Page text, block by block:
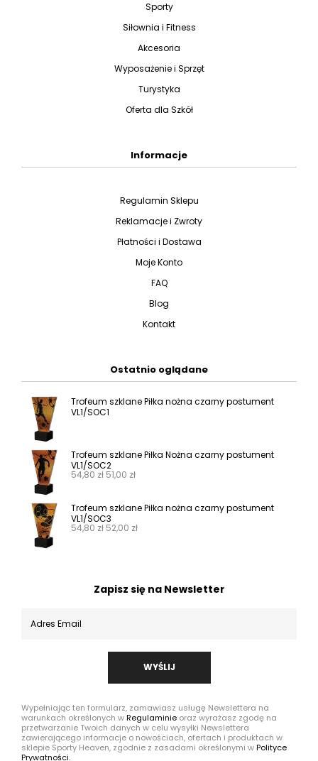
Sporty
Siłownia i Fitness
Akcesoria
Wyposażenie i Sprzęt
Turystyka
Oferta dla Szkół
Informacje
Regulamin Sklepu
Reklamacje i Zwroty
Płatności i Dostawa
Moje Konto
FAQ
Blog
Kontakt
Ostatnio oglądane
Trofeum szklane Piłka nożna czarny postument
VL1/SOC1
Trofeum szklane Piłka Nożna czarny postument
VL1/SOC2
54,80 zł 51,00 zł
Trofeum szklane Piłka nożna czarny postument
VL1/SOC3
54,80 zł 52,00 zł
Zapisz się na Newsletter
WYŚLIJ
Wypełniając ten formularz, zamawiasz usługę Newslettera na
warunkach określonych wRegulaminie oraz wyrażasz zgodę na
przetwarzanie Twoich danych w celu wysyłki Newslettera
zawierającego informacje o nowościach, ofertach i produktach w
sklepie Sporty Heaven, zgodnie z zasadami określonymi wPolityce
Prywatności.